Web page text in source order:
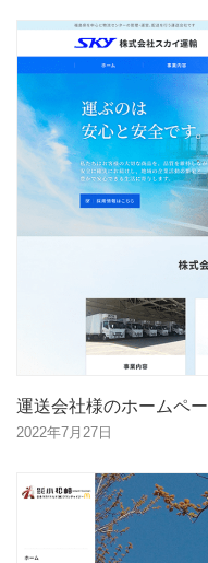
運送会社様のホームペ
2022年7月27日